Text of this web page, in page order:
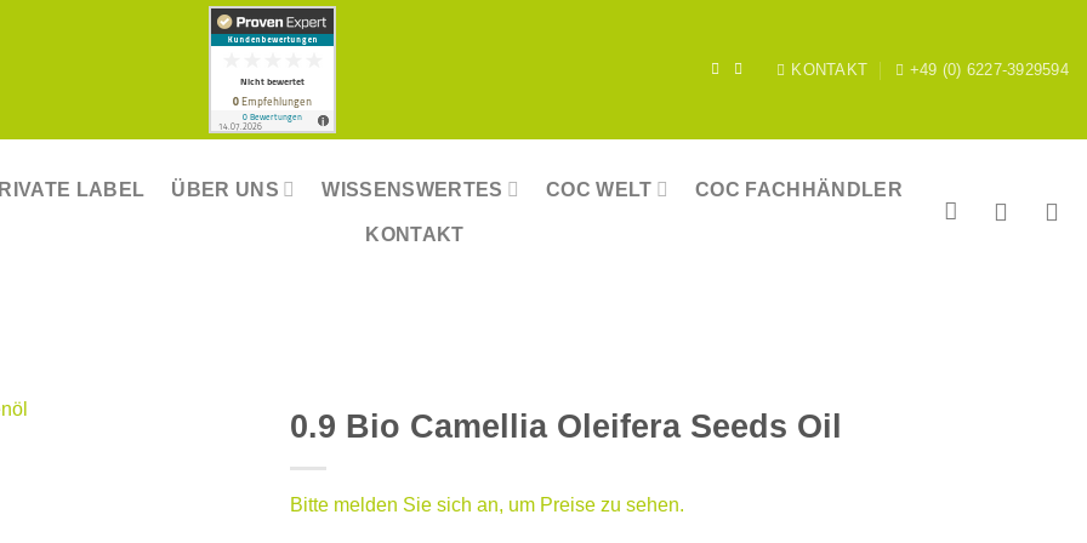
KONTAKT +49 (0) 6227-3929594
LABEL ÜBER UNS WISSENSWERTES COC WELT COC FACHHÄNDLER
KONTAKT
0.9 Bio Camellia Oleifera Seeds Oil
Bitte melden Sie sich an, um Preise zu sehen.